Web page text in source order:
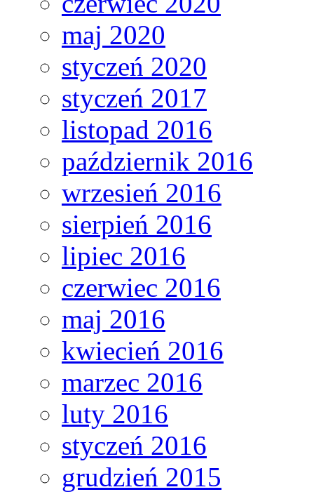
maj 2020
styczeń 2020
styczeń 2017
listopad 2016
październik 2016
wrzesień 2016
sierpień 2016
lipiec 2016
czerwiec 2016
maj 2016
kwiecień 2016
marzec 2016
luty 2016
styczeń 2016
grudzień 2015